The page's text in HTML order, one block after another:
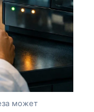
может